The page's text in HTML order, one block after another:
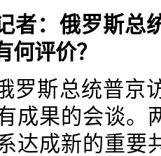
者：俄罗斯总
何评价？
罗斯总统普京
成果的会谈。
达成新的重要